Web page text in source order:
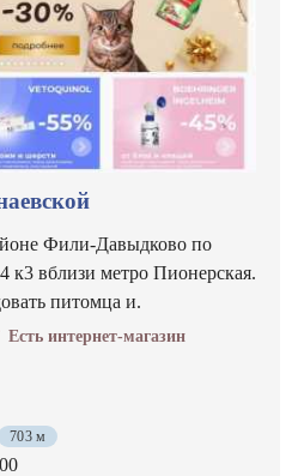
Фили-Давыдково по
к3 вблизи метро Пионерская.
питомца и.
Есть интернет-магазин
703 м